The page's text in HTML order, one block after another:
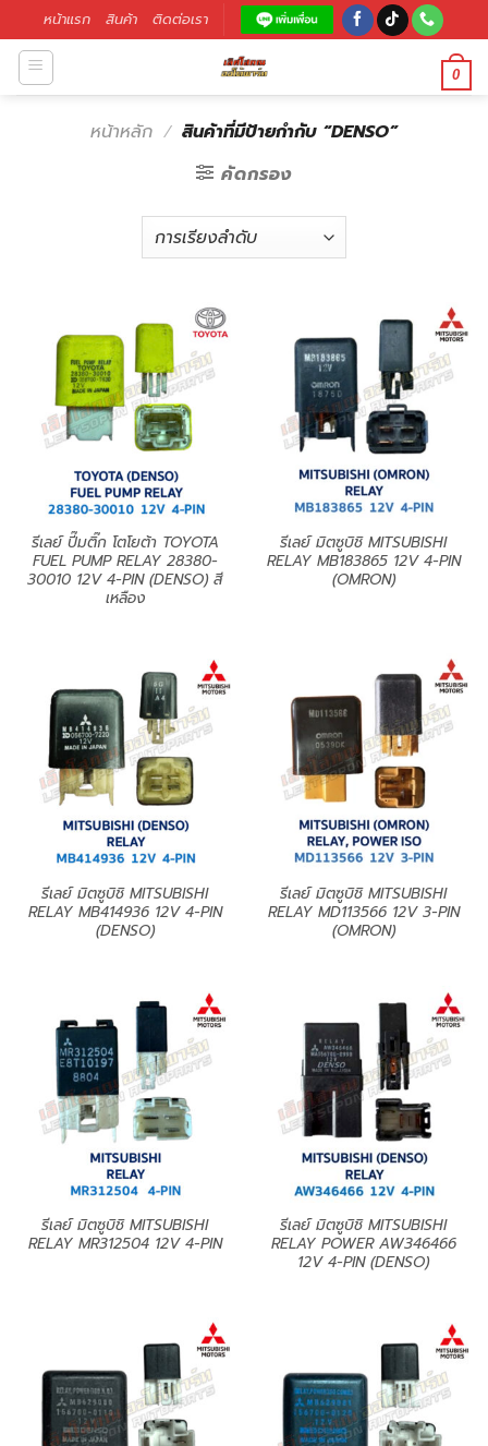
หน้าแรก สินค้า ติดต่อเรา
0
หน้าหลัก / สินค้าที่มีป้ายกำกับ “DENSO”
คัดกรอง
รีเลย์ ปี๊มติ๊ก โตโยต้า TOYOTA
FUEL PUMP RELAY 28380-
30010 12V 4-PIN (DENSO) สี
เหลือง
รีเลย์ มิตซูบิชิ MITSUBISHI
RELAY MB183865 12V 4-PIN
(OMRON)
รีเลย์ มิตซูบิชิ MITSUBISHI
RELAY MB414936 12V 4-PIN
(DENSO)
รีเลย์ มิตซูบิชิ MITSUBISHI
RELAY MD113566 12V 3-PIN
(OMRON)
รีเลย์ มิตซูบิชิ MITSUBISHI
RELAY MR312504 12V 4-PIN
รีเลย์ มิตซูบิชิ MITSUBISHI
RELAY POWER AW346466
12V 4-PIN (DENSO)